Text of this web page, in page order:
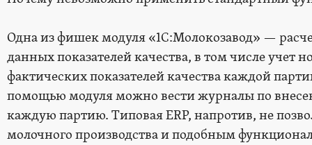
Одна из фишек модуля «1С:Молокозавод» —
данных показателей качества, в том числе учет
фактических показателей качества каждой
помощью модуля можно вести журналы по
каждую партию. Типовая ERP, напротив, не
молочного производства и подобным